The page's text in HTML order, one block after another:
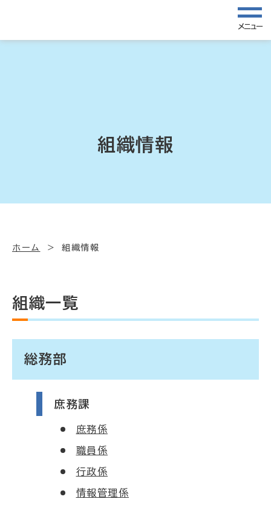
メニュー
組織情報
ホーム 組織情報
組織一覧
総務部
庶務課
庶務係
職員係
行政係
情報管理係